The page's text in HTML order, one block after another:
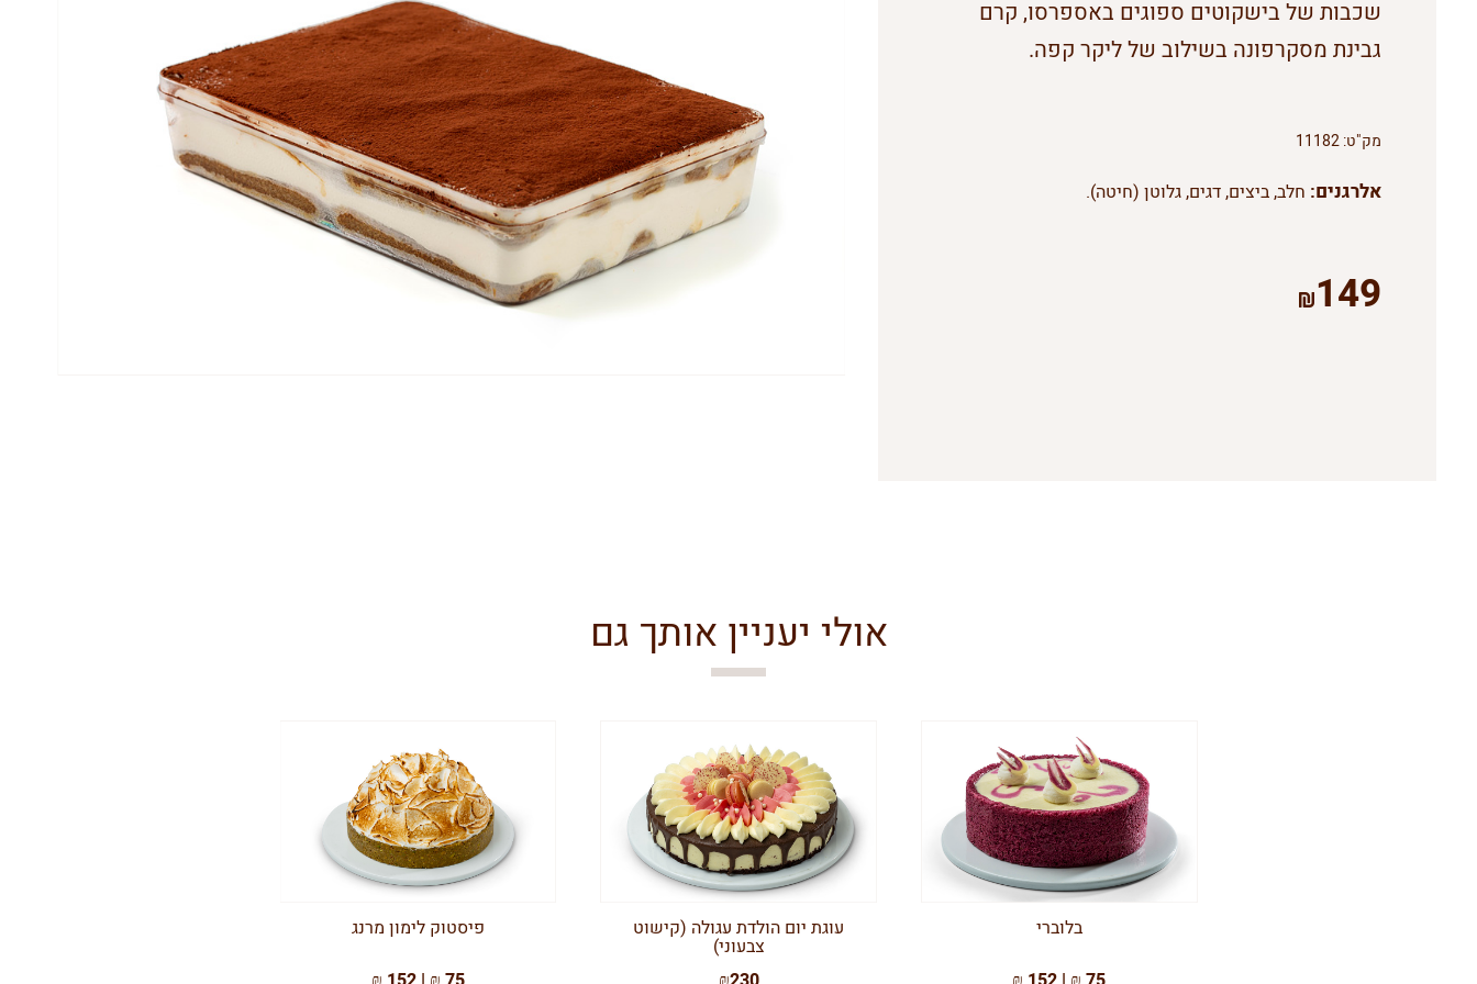
שכבות של בישקוטים ספוגים באספרסו, קרם
גבינת מסקרפונה בשילוב של ליקר קפה.
מק"ט:11182
אלרגנים: חלב, ביצים, דגים, גלוטן (חיטה).
149
אולי יעניין אותך גם
בלוברי
עוגת יום הולדת עגולה (קישוט
צבעוני)
פיסטוק לימון מרנג